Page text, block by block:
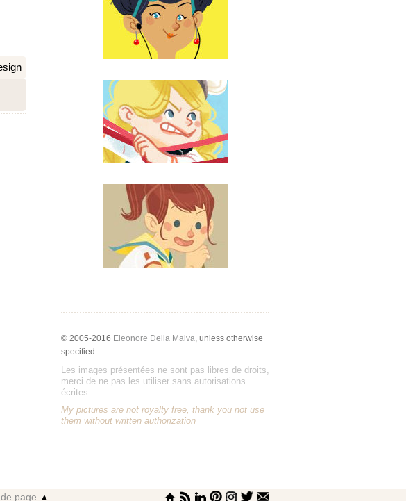
© 2005-2016 Eleonore Della Malva , unless otherwise
specified.
Les images présentées ne sont pas libres de droits,
merci de ne pas les utiliser sans autorisations
écrites.
My pictures are not royalty free, thank you not use
them without written authorization
page ▲